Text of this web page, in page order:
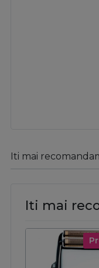
Iti mai
Iti mai